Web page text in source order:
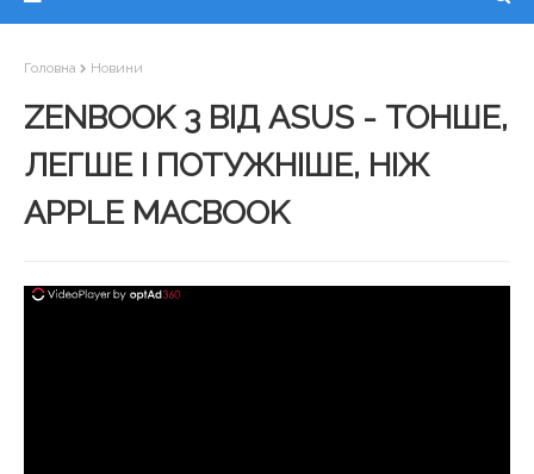
Головна Новини
ZENBOOK 3 ВІД ASUS - ТОНШЕ,
ЛЕГШЕ І ПОТУЖНІШЕ, НІЖ
APPLE MACBOOK